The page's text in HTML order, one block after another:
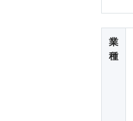
業
種